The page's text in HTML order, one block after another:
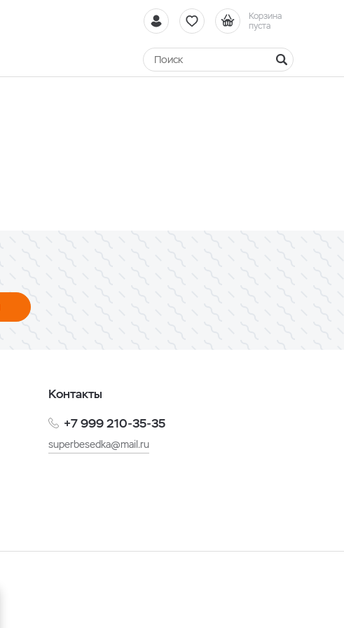
Корзина
пуста
Контакты
+7 999 210-35-35
superbesedka@mail.ru